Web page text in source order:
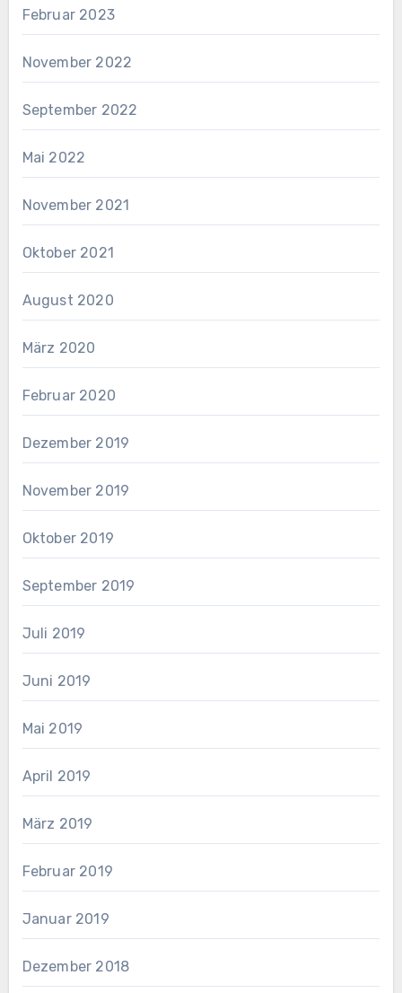
Februar 2023
November 2022
September 2022
Mai 2022
November 2021
Oktober 2021
August 2020
März 2020
Februar 2020
Dezember 2019
November 2019
Oktober 2019
September 2019
Juli 2019
Juni 2019
Mai 2019
April 2019
März 2019
Februar 2019
Januar 2019
Dezember 2018